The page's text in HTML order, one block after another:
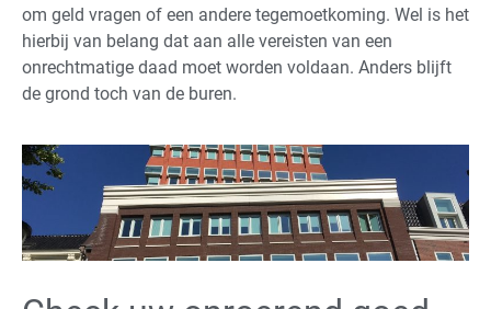
om geld vragen of een andere tegemoetkoming. Wel is het
hierbij van belang dat aan alle vereisten van een
onrechtmatige daad moet worden voldaan. Anders blijft
de grond toch van de buren.